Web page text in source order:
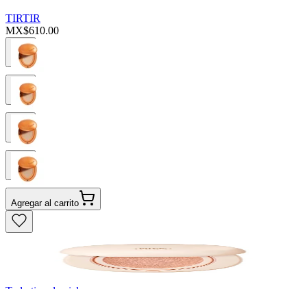
TIRTIR
MX$610.00
Agregar al carrito